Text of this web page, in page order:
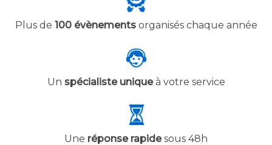
Plus de 100 évènementsorganisés chaque année
Un spécialiste uniqueà votre service
Une réponse rapidesous 48h